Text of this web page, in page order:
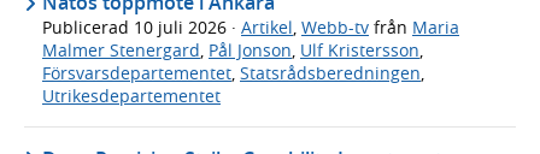
Publicerad 10 juli 2026 · Artikel, Webb-tv från Maria
Malmer Stenergard, Pål Jonson, Ulf Kristersson,
Försvarsdepartementet, Statsrådsberedningen,
Utrikesdepartementet